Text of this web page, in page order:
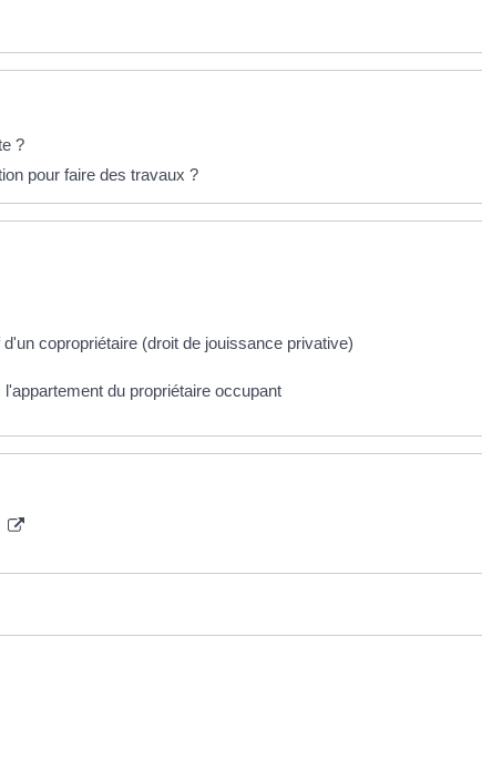
?
pour faire des travaux ?
copropriétaire (droit de jouissance privative)
du propriétaire occupant